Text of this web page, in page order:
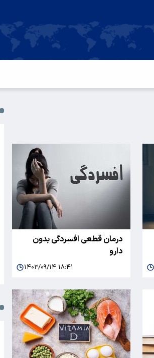
درمان قطعی افسردگی بدون
دارو
۱۴۰۳/۰۹/۱۴ ۱۸:۴۱